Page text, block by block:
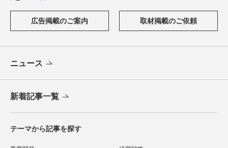
広告掲載のご案内 取材掲載のご依頼
ニュース
新着記事一覧
テーマから記事を探す